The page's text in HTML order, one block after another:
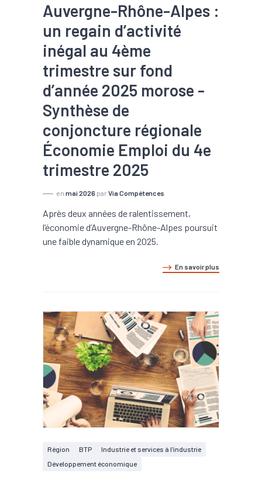
Auvergne-Rhône-Alpes :
un regain d’activité
inégal au 4ème
trimestre sur fond
d’année 2025 morose -
Synthèse de
conjoncture régionale
Économie Emploi du 4e
trimestre 2025
en mai 2026 par Via Compétences
Après deux années de ralentissement,
l’économie d’Auvergne-Rhône-Alpes poursuit
une faible dynamique en 2025.
En savoir plus
Région BTP
Industrie et services à l'industrie
Développement économique